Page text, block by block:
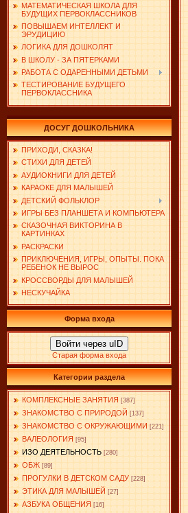
МАТЕМАТИЧЕСКАЯ ШКОЛА ДЛЯ
БУДУЩИХ ПЕРВОКЛАССНИКОВ
ПОВЫШАЕМ ИНТЕЛЛЕКТ И
ЭРУДИЦИЮ
ЛОГИКА ДЛЯ ДОШКОЛЯТ
В ШКОЛУ - ЗА ПЯТЕРКАМИ
РАБОТА С ОДАРЕННЫМИ ДЕТЬМИ
ТЕСТИРОВАНИЕ БУДУЩЕГО
ПЕРВОКЛАССНИКА
ДОСУГ ДОШКОЛЬНИКА
ПРИХОДИ, СКАЗКА!
СТИХИ ДЛЯ ДЕТЕЙ
АУДИОКНИГИ ДЛЯ ДЕТЕЙ
КАРАОКЕ ДЛЯ МАЛЫШЕЙ
ДЕТСКИЙ ФОЛЬКЛОР
ИГРЫ БЕЗ ПЛАНШЕТА И КОМПЬЮТЕРА
СКАЗОЧНАЯ ВИКТОРИНА В
КАРТИНКАХ
РАСКРАСКИ
ПРИКЛЮЧЕНИЯ, ИГРЫ, ОПЫТЫ. ПОКА
РЕБЕНОК НЕ ВЫРОС
КРОССВОРДЫ ДЛЯ МАЛЫШЕЙ
НЕСКУЧАЙКА
Форма входа
Войти через uID
Старая форма входа
Категории раздела
КОМПЛЕКСНЫЕ ЗАНЯТИЯ [387]
ЗНАКОМСТВО С ПРИРОДОЙ [137]
ЗНАКОМСТВО С ОКРУЖАЮЩИМИ [221]
ВАЛЕОЛОГИЯ [95]
ИЗО ДЕЯТЕЛЬНОСТЬ [280]
ОБЖ [89]
ПРОГУЛКИ В ДЕТСКОМ САДУ [228]
ЭТИКА ДЛЯ МАЛЫШЕЙ [27]
АЗБУКА ОБЩЕНИЯ [16]